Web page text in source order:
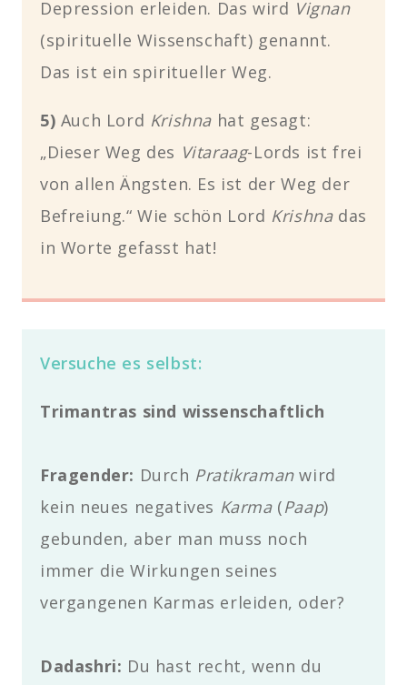
Depression erleiden. Das wird Vignan
(spirituelle Wissenschaft) genannt.
Das ist ein spiritueller Weg.
5) Auch Lord Krishna hat gesagt:
„Dieser Weg des Vitaraag-Lords ist frei
von allen Ängsten. Es ist der Weg der
Befreiung.“ Wie schön Lord Krishnadas
in Worte gefasst hat!
Versuche es selbst:
Trimantras sind wissenschaftlich
Fragender: Durch Pratikramanwird
kein neues negatives Karma(Paap)
gebunden, aber man muss noch
immer die Wirkungen seines
vergangenen Karmas erleiden, oder?
Dadashri: Du hast recht, wenn du